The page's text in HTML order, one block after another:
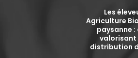
Les
Agriculture
paysanne
valorisant
distribution